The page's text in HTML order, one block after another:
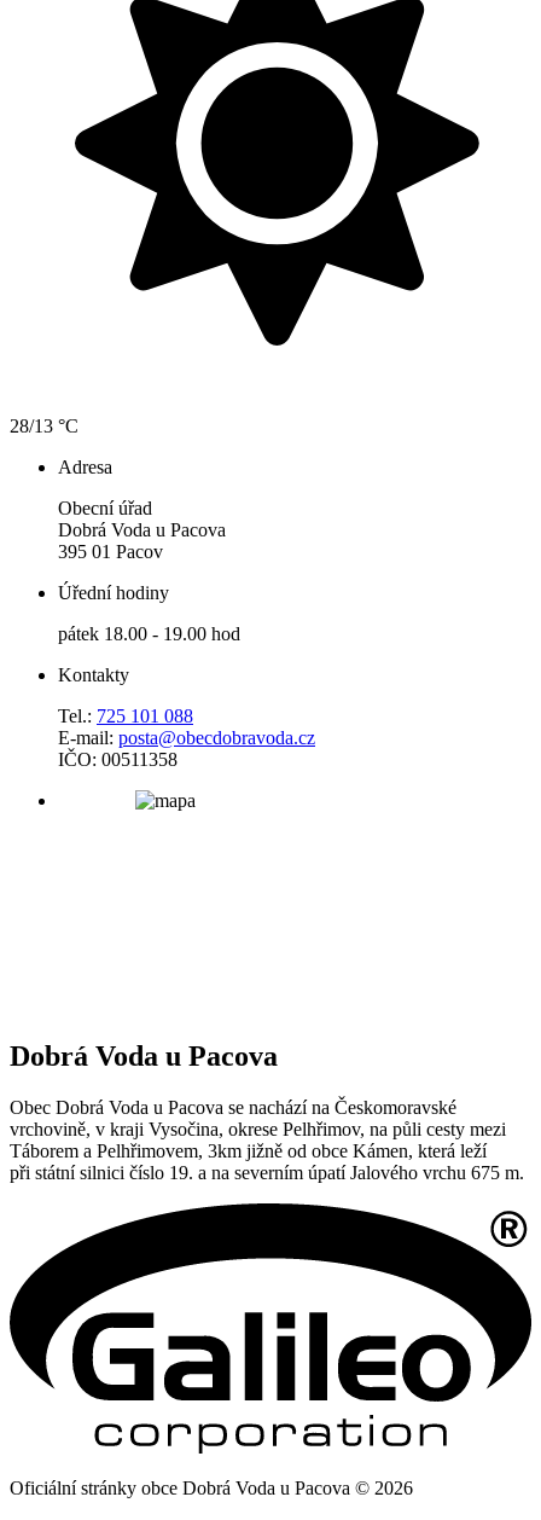
28/13 °C
Adresa
Obecní úřad
Dobrá Voda u Pacova
395 01 Pacov
Úřední hodiny
pátek 18.00 - 19.00 hod
Kontakty
Tel.: 725 101 088
E-mail: posta@obecdobravoda.cz
IČO: 00511358
Dobrá Voda u Pacova
Obec Dobrá Voda u Pacova se nachází na Českomoravské
vrchovině, v kraji Vysočina, okrese Pelhřimov, na půli cesty mezi
Táborem a Pelhřimovem, 3km jižně od obce Kámen, která leží
při státní silnici číslo 19. a na severním úpatí Jalového vrchu 675 m.
Oficiální stránky obce Dobrá Voda u Pacova © 2026